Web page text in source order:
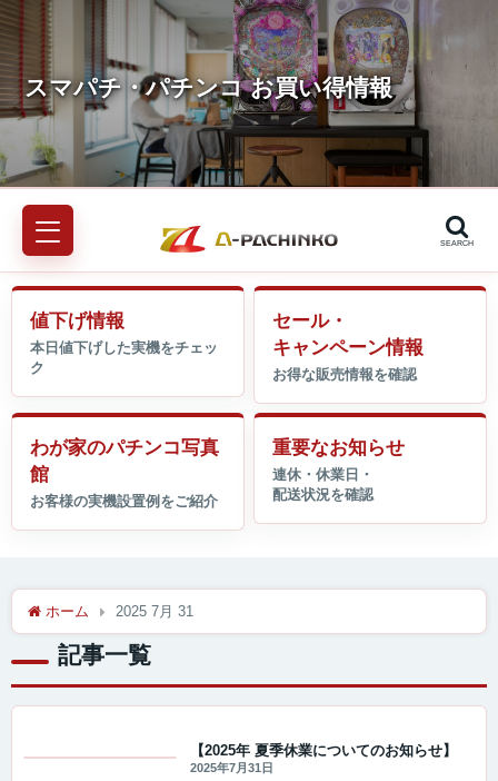
SEARCH
値下げ情報
セール・
キャンペーン情報
わが家のパチンコ写真
館
重要なお知らせ
ホーム 2025 7月 31
記事一覧
【2025年 夏季休業についてのお知らせ】
2025年7月31日